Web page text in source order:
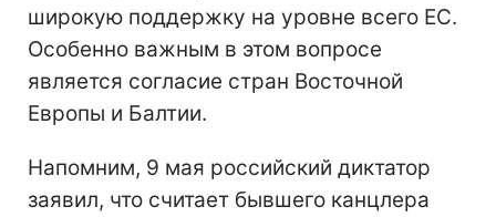
широкую поддержку на уровне всего ЕС.
Особенно важным в этом вопросе
является согласие стран Восточной
Европы и Балтии.
Напомним, 9 мая российский диктатор
заявил, что считает бывшего канцлера